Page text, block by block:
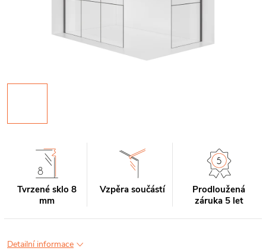
Tvrzené sklo 8
mm
Vzpěra součástí
Prodloužená
záruka 5 let
Detailní informace